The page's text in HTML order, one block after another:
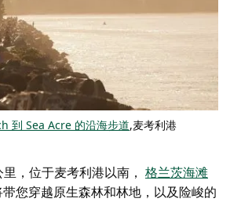
到 Sea Acre 的沿海步道,麦考利港
，位于麦考利港以南， 格兰茨海滩
您穿越原生森林和林地，以及险峻的